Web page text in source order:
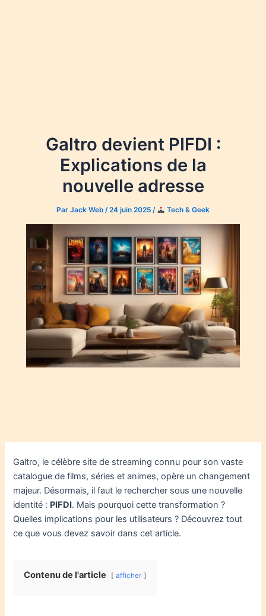
Galtro devient PIFDI :
Explications de la
nouvelle adresse
ParJack Web/24 juin 2025/ Tech & Geek
Galtro, le célèbre site de streaming connu pour son vaste
catalogue de films, séries et animes, opère un changement
majeur. Désormais, il faut le rechercher sous une nouvelle
identité : PIFDI. Mais pourquoi cette transformation ?
Quelles implications pour les utilisateurs ? Découvrez tout
ce que vous devez savoir dans cet article.
Contenu de l'article afficher